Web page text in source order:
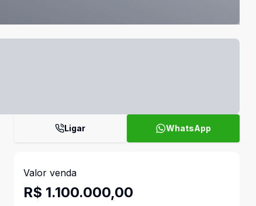
Ligar WhatsApp
Valor venda
R$ 1.100.000,00